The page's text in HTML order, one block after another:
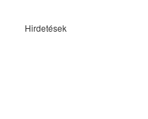
Hirdetések